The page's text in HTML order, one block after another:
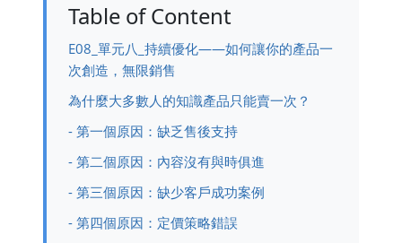
Table of Content
E08_單元八_持續優化——如何讓你的產品一
次創造，無限銷售
為什麼大多數人的知識產品只能賣一次？
- 第一個原因：缺乏售後支持
- 第二個原因：內容沒有與時俱進
- 第三個原因：缺少客戶成功案例
- 第四個原因：定價策略錯誤